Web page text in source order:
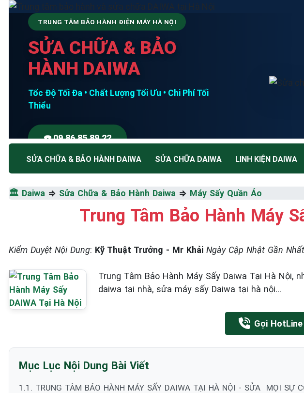
TRUNG TÂM BẢO HÀNH ĐIỆN MÁY HÀ NỘI
SỬA CHỮA & BẢO
HÀNH DAIWA
Tốc Độ Tối Đa • Chất Lượng Tối Ưu • Chi Phí Tối
Thiểu
☎️ 09.86.85.89.22
SỬA CHỮA & BẢO HÀNH DAIWA SỬA CHỮA DAIWA LINH KIỆN DAIWA
🏛️ Daiwa ⇒ Sửa Chữa & Bảo Hành Daiwa ⇒ Máy Sấy Quần Áo
Trung Tâm Bảo Hành Máy
Kiểm Duyệt Nội Dung: Kỹ Thuật Trưởng - Mr Khải Ngày Cập Nhật Gần Nhất
Trung Tâm Bảo Hành Máy Sấy Daiwa Tại Hà
daiwa tại nhà, sửa máy sấy Daiwa tại hà nội...
Gọi HotLine
Mục Lục Nội Dung Bài Viết
1.1. TRUNG TÂM BẢO HÀNH MÁY SẤY DAIWA TẠI HÀ NỘI - SỬA MỌI SỰ